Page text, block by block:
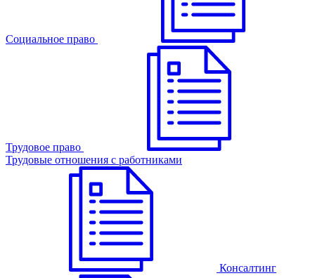
Cоциальное право
Трудовое право
Трудовые отношения с работниками
Консалтинг